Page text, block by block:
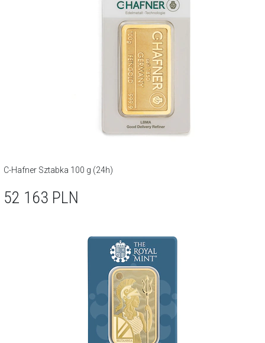
C-Hafner Sztabka 100 g (24h)
52 163 PLN